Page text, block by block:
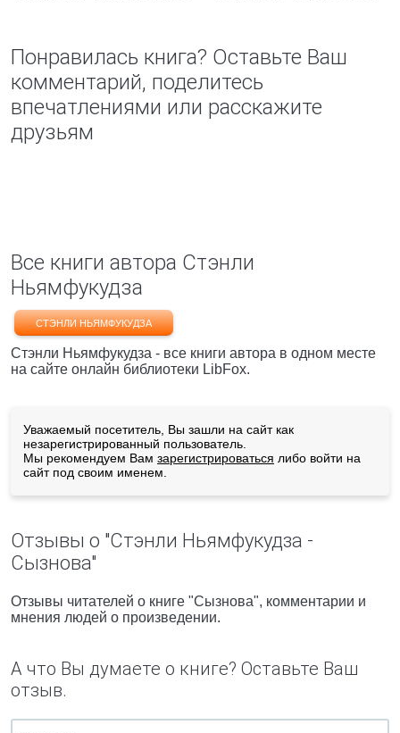
Понравилась книга? Оставьте Ваш
комментарий, поделитесь
впечатлениями или расскажите
друзьям
Все книги автора Стэнли
Ньямфукудза
СТЭНЛИ НЬЯМФУКУДЗА
Стэнли Ньямфукудза - все книги автора в одном месте
на сайте онлайн библиотеки LibFox.
Уважаемый посетитель, Вы зашли на сайт как
незарегистрированный пользователь.
Мы рекомендуем Вам зарегистрироваться либо войти на
сайт под своим именем.
Отзывы о "Стэнли Ньямфукудза -
Сызнова"
Отзывы читателей о книге "Сызнова", комментарии и
мнения людей о произведении.
А что Вы думаете о книге? Оставьте Ваш
отзыв.